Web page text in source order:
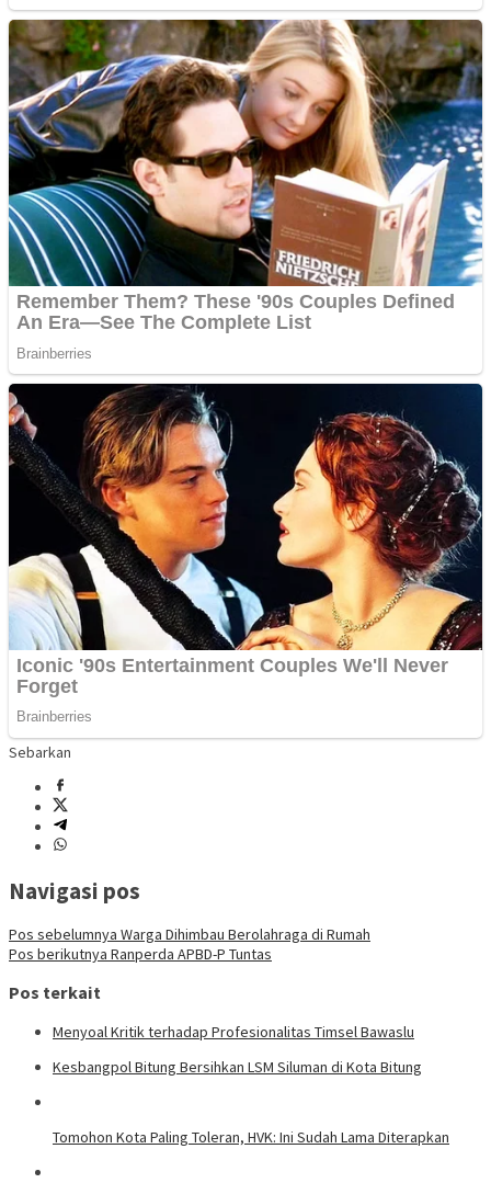
Sebarkan
Navigasi pos
Pos sebelumnya Warga Dihimbau Berolahraga di Rumah
Pos berikutnya Ranperda APBD-P Tuntas
Pos terkait
Menyoal Kritik terhadap Profesionalitas Timsel Bawaslu
Kesbangpol Bitung Bersihkan LSM Siluman di Kota Bitung
Tomohon Kota Paling Toleran, HVK: Ini Sudah Lama Diterapkan